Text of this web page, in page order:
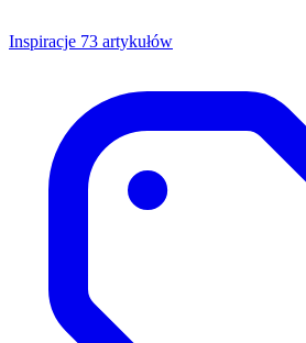
Inspiracje 73 artykułów